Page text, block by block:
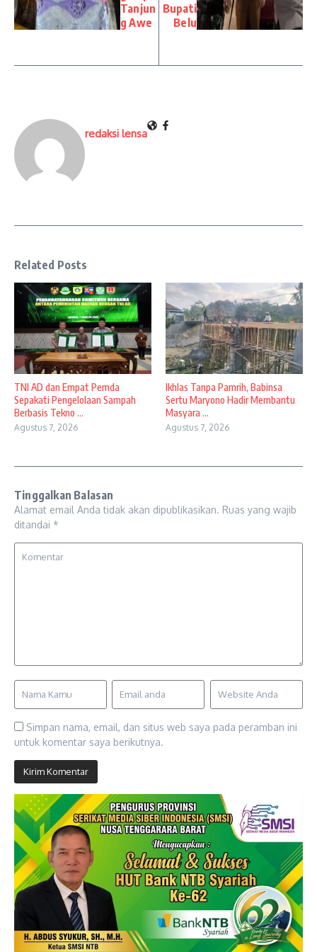
Tanjun
g Awe
Bupati
Belu
redaksi lensa
Related Posts
TNI AD dan Empat Pemda
Sepakati Pengelolaan Sampah
Berbasis Tekno ...
Agustus 7, 2026
Ikhlas Tanpa Pamrih, Babinsa
Sertu Maryono Hadir Membantu
Masyara ...
Agustus 7, 2026
Tinggalkan Balasan
Alamat email Anda tidak akan dipublikasikan. Ruas yang wajib
ditandai *
Simpan nama, email, dan situs web saya pada peramban ini
untuk komentar saya berikutnya.